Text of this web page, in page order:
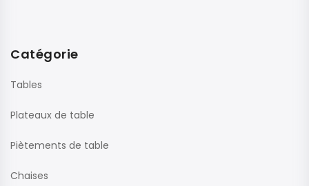
Catégorie
Tables
Plateaux de table
Piètements de table
Chaises